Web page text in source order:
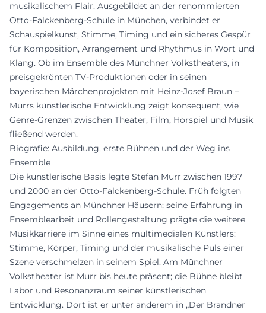
musikalischem Flair. Ausgebildet an der renommierten
Otto-Falckenberg-Schule in München, verbindet er
Schauspielkunst, Stimme, Timing und ein sicheres Gespür
für Komposition, Arrangement und Rhythmus in Wort und
Klang. Ob im Ensemble des Münchner Volkstheaters, in
preisgekrönten TV-Produktionen oder in seinen
bayerischen Märchenprojekten mit Heinz-Josef Braun –
Murrs künstlerische Entwicklung zeigt konsequent, wie
Genre-Grenzen zwischen Theater, Film, Hörspiel und Musik
fließend werden.
Biografie: Ausbildung, erste Bühnen und der Weg ins
Ensemble
Die künstlerische Basis legte Stefan Murr zwischen 1997
und 2000 an der Otto-Falckenberg-Schule. Früh folgten
Engagements an Münchner Häusern; seine Erfahrung in
Ensemblearbeit und Rollengestaltung prägte die weitere
Musikkarriere im Sinne eines multimedialen Künstlers:
Stimme, Körper, Timing und der musikalische Puls einer
Szene verschmelzen in seinem Spiel. Am Münchner
Volkstheater ist Murr bis heute präsent; die Bühne bleibt
Labor und Resonanzraum seiner künstlerischen
Entwicklung. Dort ist er unter anderem in „Der Brandner